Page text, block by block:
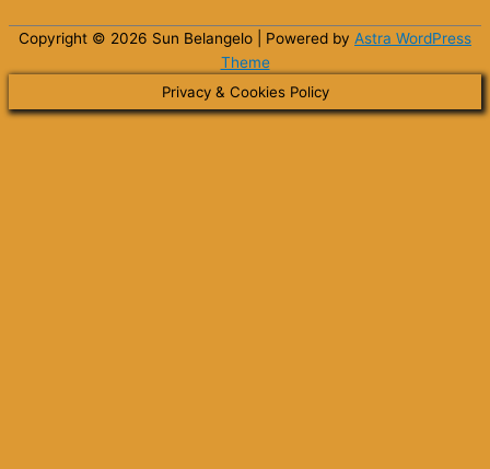
Copyright © 2026 Sun Belangelo | Powered by Astra WordPress
Theme
Privacy & Cookies Policy